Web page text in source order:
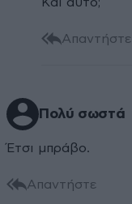
Απαντήστε
Πολύ σωστά
Έτσι μπράβο.
Απαντήστε